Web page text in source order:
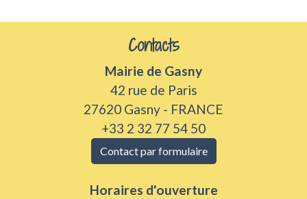
Contacts
Mairie de Gasny
42 rue de Paris
27620 Gasny - FRANCE
+33 2 32 77 54 50
Contact par formulaire
Horaires d'ouverture